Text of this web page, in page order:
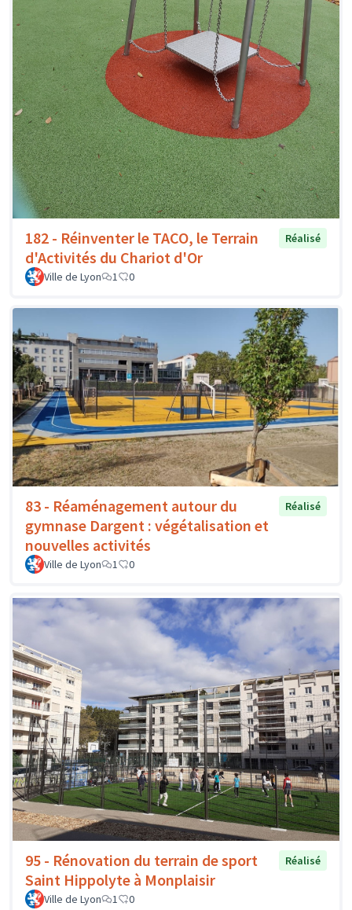
182 - Réinventer le TACO, le Terrain
d'Activités du Chariot d'Or
Réalisé
Ville de Lyon 1 0
83 - Réaménagement autour du
gymnase Dargent : végétalisation et
nouvelles activités
Réalisé
Ville de Lyon 1 0
95 - Rénovation du terrain de sport
Saint Hippolyte à Monplaisir
Réalisé
Ville de Lyon 1 0